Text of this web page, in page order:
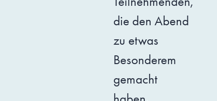
die den Abend
zu etwas
Besonderem
gemacht